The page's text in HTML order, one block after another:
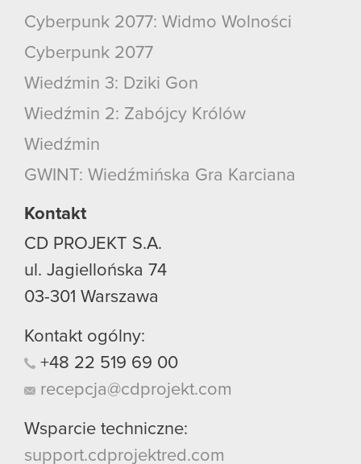
Cyberpunk 2077: Widmo Wolności
Cyberpunk 2077
Wiedźmin 3: Dziki Gon
Wiedźmin 2: Zabójcy Królów
Wiedźmin
GWINT: Wiedźmińska Gra Karciana
Kontakt
CD PROJEKT S.A.
ul. Jagiellońska 74
03-301 Warszawa
Kontakt ogólny:
+48 22 519 69 00
recepcja@cdprojekt.com
Wsparcie techniczne:
support.cdprojektred.com